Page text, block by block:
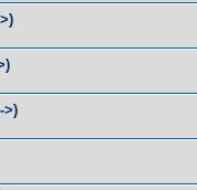
>)